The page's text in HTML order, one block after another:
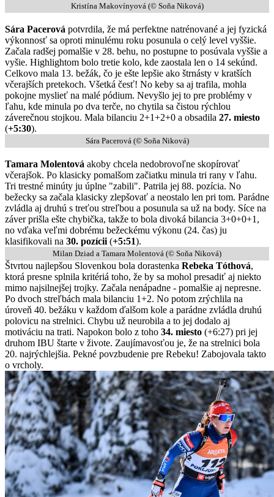
Kristína Makovínyová (© Soňa Niková)
Sára Pacerová potvrdila, že má perfektne natrénované a jej fyzická
výkonnosť sa oproti minulému roku posunula o celý level vyššie.
Začala radšej pomalšie v 28. behu, no postupne to posúvala vyššie a
vyšie. Highlightom bolo tretie kolo, kde zaostala len o 14 sekúnd.
Celkovo mala 13. bežák, čo je ešte lepšie ako štrnásty v kratších
včerajších pretekoch. Všetká česť! No keby sa aj trafila, mohla
pokojne myslieť na malé pódium. Nevyšlo jej to pre problémy v
ľahu, kde minula po dva terče, no chytila sa čistou rýchlou
záverečnou stojkou. Mala bilanciu 2+1+2+0 a obsadila 27. miesto
(+5:30).
Sára Pacerová (© Soňa Niková)
Tamara Molentová akoby chcela nedobrovoľne skopírovať
včerajšok. Po klasicky pomalšom začiatku minula tri rany v ľahu.
Tri trestné minúty ju úplne "zabili". Patrila jej 88. pozícia. No
bežecky sa začala klasicky zlepšovať a neostalo len pri tom. Parádne
zvládla aj druhú s treťou streľbou a posunula sa už na body. Síce na
záver prišla ešte chybička, takže to bola divoká bilancia 3+0+0+1,
no vďaka veľmi dobrému bežeckému výkonu (24. čas) ju
klasifikovali na 30. pozícii (+5:51).
Milan Dziad a Tamara Molentová (© Soňa Niková)
Štvrtou najlepšou Slovenkou bola dorastenka Rebeka Tóthová,
ktorá presne splnila kritériá toho, že by sa mohol presadiť aj niekto
mimo najsilnejšej trojky. Začala nenápadne - pomalšie aj nepresne.
Po dvoch streľbách mala bilanciu 1+2. No potom zrýchlila na
úroveň 40. bežáku v každom ďalšom kole a parádne zvládla druhú
polovicu na strelnici. Chybu už neurobila a to jej dodalo aj
motiváciu na trati. Napokon bolo z toho 34. miesto (+6:27) pri jej
druhom IBU štarte v živote. Zaujímavosťou je, že na strelnici bola
20. najrýchlejšia. Pekné povzbudenie pre Rebeku! Zabojovala takto
o vrcholy.